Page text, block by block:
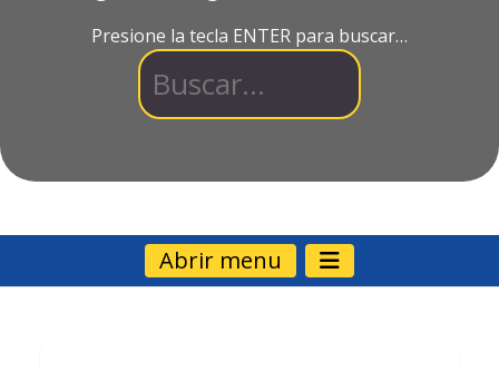
Presione la tecla ENTER para buscar…
Abrir menu